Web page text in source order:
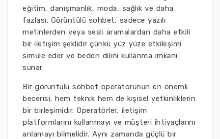
eğitim, danışmanlık, moda, sağlık ve daha
fazlası. Görüntülü sohbet, sadece yazılı
metinlerden veya sesli aramalardan daha etkili
bir iletişim şeklidir çünkü yüz yüze etkileşimi
simüle eder ve beden dilini kullanma imkanı
sunar.
Bir görüntülü sohbet operatörünün en önemli
becerisi, hem teknik hem de kişisel yetkinliklerin
bir birleşimidir. Operatörler, iletişim
platformlarını kullanmayı ve müşteri ihtiyaçlarını
anlamayı bilmelidir. Aynı zamanda güçlü bir